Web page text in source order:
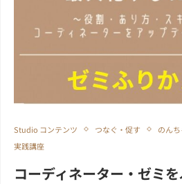
Studio コンテンツ つなぐ・促す のん
実践講座
コーディネーター・ゼミ